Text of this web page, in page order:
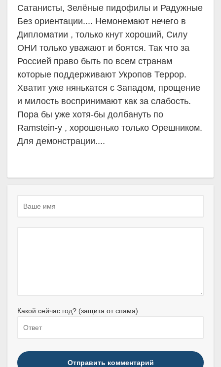
Сатанисты, Зелёные пидофилы и Радужные
Без ориентации.... Немонемают нечего в
Дипломатии , только кнут хороший, Силу
ОНИ только уважают и боятся. Так что за
Россией право быть по всем странам
которые поддерживают Укропов Террор.
Хватит уже нянькатся с Западом, прощение
и милость воспринимают как за слабость.
Пора бы уже хотя-бы долбануть по
Ramstein-y , хорошенько только Орешником.
Для демонстрации....
Какой сейчас год? (защита от спама)
Отправить комментарий